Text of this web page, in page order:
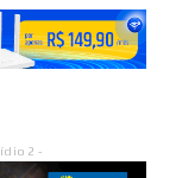
2 -